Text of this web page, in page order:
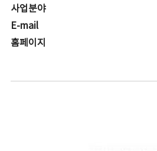
사업분야
E-mail
홈페이지